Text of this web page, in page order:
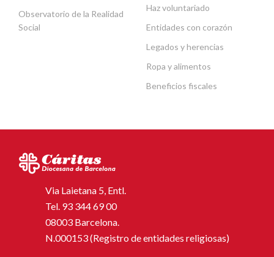
Observatorio de la Realidad
Social
Haz voluntariado
Entidades con corazón
Legados y herencias
Ropa y alimentos
Beneficios fiscales
Via Laietana 5, Entl.
Tel. 93 344 69 00
08003 Barcelona.
N.000153 (Registro de entidades religiosas)